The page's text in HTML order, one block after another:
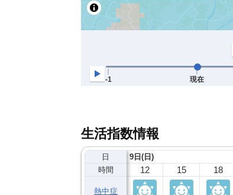
生活指数情報
日
時間
熱中症
9日(日)
12 15 18